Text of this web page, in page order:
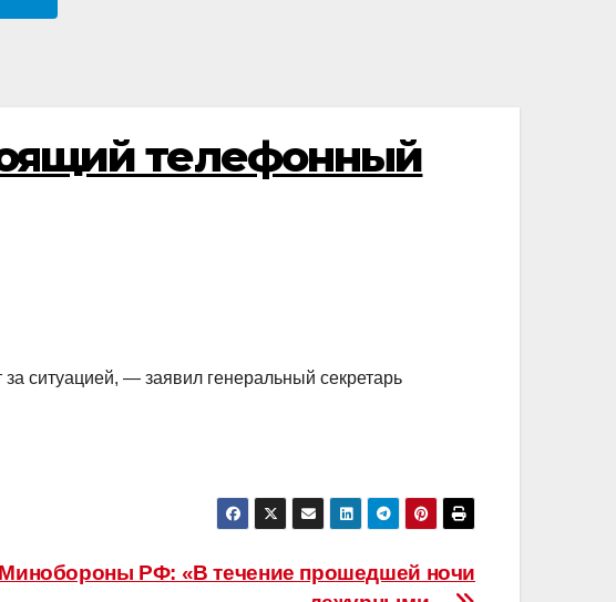
телефонный
ситуацией, — заявил генеральный секретарь
Минобороны РФ: «В течение прошедшей ночи